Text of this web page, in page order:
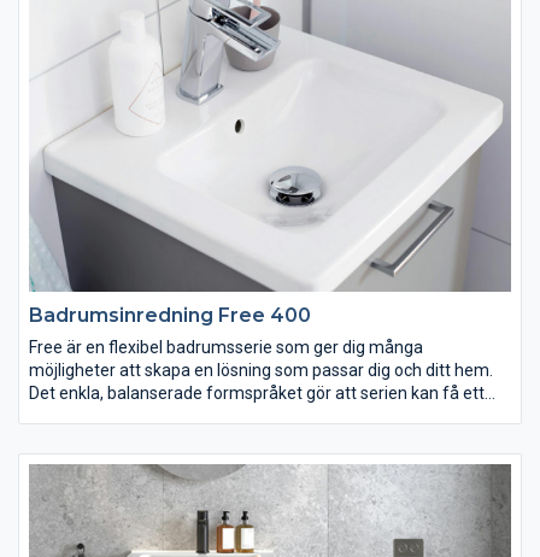
seminedfällda tvättstället Zone i oval eller rund form. Till det
kommer alla förvaringslösningar du kan önska. Passar dig som
vill ha ett komplett badrum med omsorgsfullt genomtänkta
Badrumsinredning Free 400
Free är en flexibel badrumsserie som ger dig många
möjligheter att skapa en lösning som passar dig och ditt hem.
Det enkla, balanserade formspråket gör att serien kan få ett
är smalare och grundare än vad som är vanligt och perfekt för
små badrum. Passar dig som vill ha ett badrum som erbjuder
stor valfrihet och personliga lösningar. Designad för Vedum av
Jesper Ståhl.